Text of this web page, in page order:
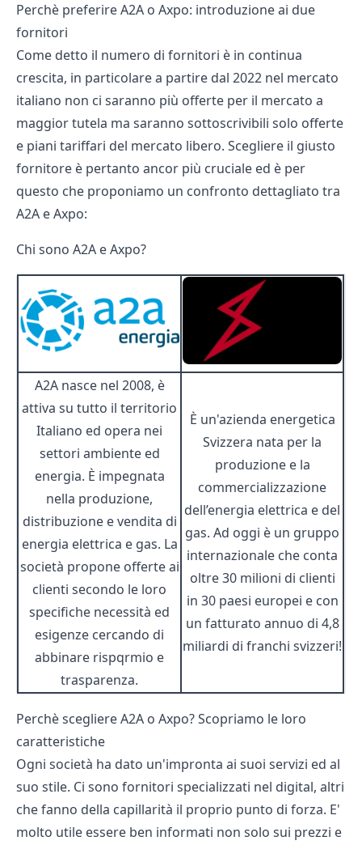
Perchè preferire A2A o Axpo: introduzione ai due
fornitori
Come detto il numero di fornitori è in continua
crescita, in particolare a partire dal 2022 nel mercato
italiano non ci saranno più offerte per il mercato a
maggior tutela ma saranno sottoscrivibili solo offerte
e piani tariffari del mercato libero. Scegliere il giusto
fornitore è pertanto ancor più cruciale ed è per
questo che proponiamo un confronto dettagliato tra
A2A e Axpo:
Chi sono A2A e Axpo?
A2A nasce nel 2008, è
attiva su tutto il territorio
Italiano ed opera nei
settori ambiente ed
energia. È impegnata
nella produzione,
distribuzione e vendita di
energia elettrica e gas. La
società propone offerte ai
clienti secondo le loro
specifiche necessità ed
esigenze cercando di
abbinare rispqrmio e
trasparenza.
È un'azienda energetica
Svizzera nata per la
produzione e la
commercializzazione
dell’energia elettrica e del
gas. Ad oggi è un gruppo
internazionale che conta
oltre 30 milioni di clienti
in 30 paesi europei e con
un fatturato annuo di 4,8
miliardi di franchi svizzeri!
Perchè scegliere A2A o Axpo? Scopriamo le loro
caratteristiche
Ogni società ha dato un'impronta ai suoi servizi ed al
suo stile. Ci sono fornitori specializzati nel digital, altri
che fanno della capillarità il proprio punto di forza. E'
molto utile essere ben informati non solo sui prezzi e